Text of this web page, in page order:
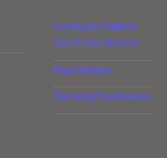
Sveriges Radios
Symfoniorkester
Radiokören
Östersjöfestivalen